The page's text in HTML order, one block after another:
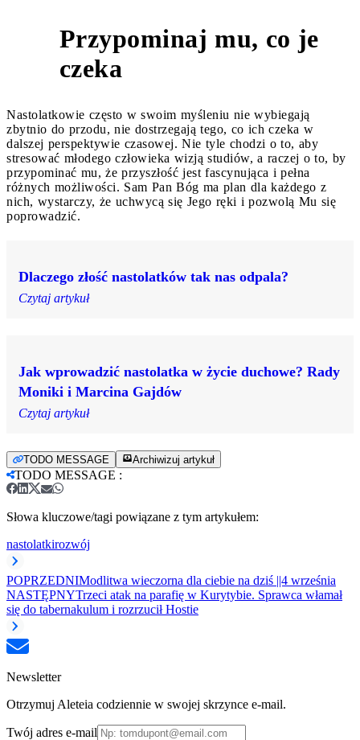
Przypominaj mu, co je
czeka
Nastolatkowie często w swoim myśleniu nie wybiegają
zbytnio do przodu, nie dostrzegają tego, co ich czeka w
dalszej perspektywie czasowej. Nie tyle chodzi o to, aby
stresować młodego człowieka wizją studiów, a raczej o to, by
przypominać mu, że przyszłość jest fascynująca i pełna
różnych możliwości. Sam Pan Bóg ma plan dla każdego z
nich, wystarczy, że uchwycą się Jego ręki i pozwolą Mu się
poprowadzić.
Dlaczego złość nastolatków tak nas odpala?
Czytaj artykuł
Jak wprowadzić nastolatka w życie duchowe? Rady
Moniki i Marcina Gajdów
Czytaj artykuł
TODO MESSAGE Archiwizuj artykuł
TODO MESSAGE :
Słowa kluczowe/tagi powiązane z tym artykułem:
nastolatkirozwój
POPRZEDNIModlitwa wieczorna dla ciebie na dziś ||4 września
NASTĘPNYTrzeci atak na parafię w Kurytybie. Sprawca włamał
się do tabernakulum i rozrzucił Hostie
Newsletter
Otrzymuj Aleteia codziennie w swojej skrzynce e-mail.
Twój adres e-mail